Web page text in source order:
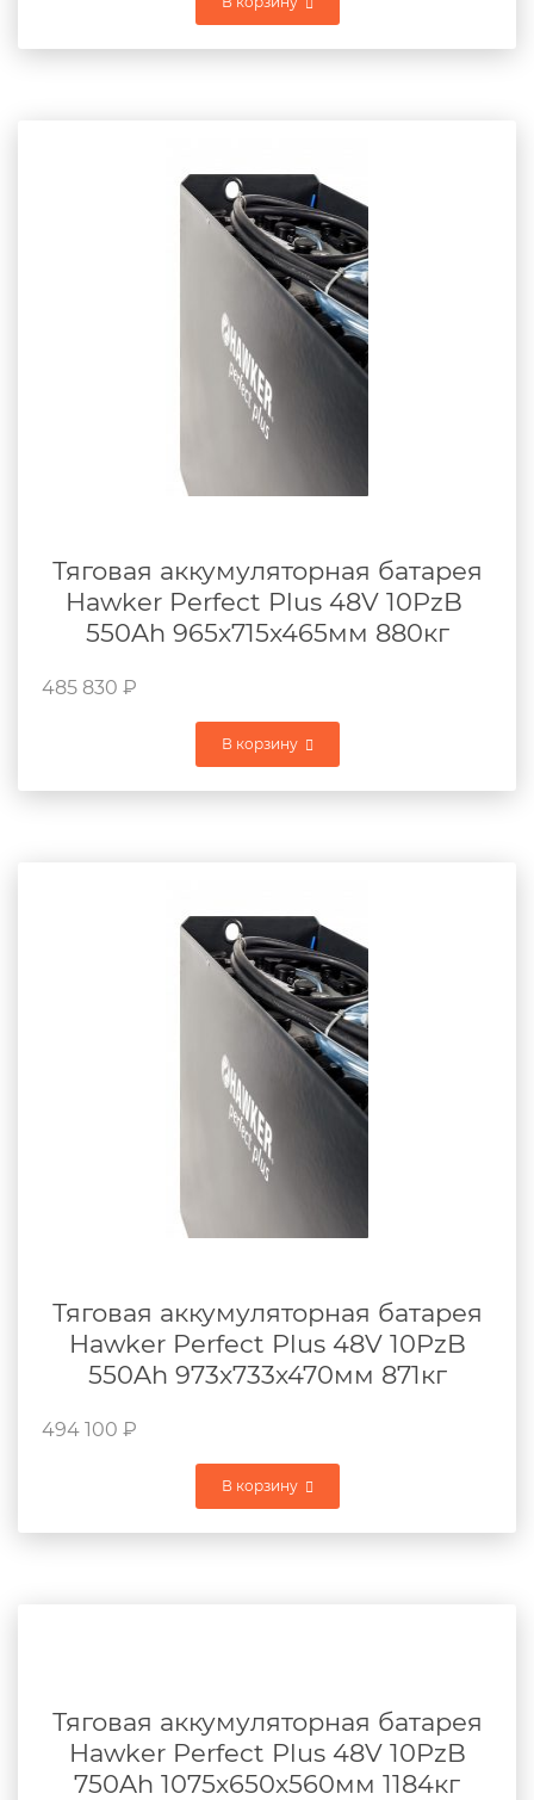
Тяговая аккумуляторная батарея
Hawker Perfect Plus 48V 10PzB
550Ah 965x715x465мм 880кг
485 830 ₽
В корзину
Тяговая аккумуляторная батарея
Hawker Perfect Plus 48V 10PzB
550Ah 973x733x470мм 871кг
494 100 ₽
В корзину
Тяговая аккумуляторная батарея
Hawker Perfect Plus 48V 10PzB
750Ah 1075x650x560мм 1184кг